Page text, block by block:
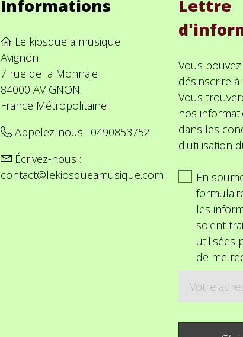
Informations
Le kiosque a musique
Avignon
7 rue de la Monnaie
84000 AVIGNON
France Métropolitaine
Appelez-nous : 0490853752
Écrivez-nous :
contact@lekiosqueamusique.com
Lettre
Vous
désinscrire
Vous
nos
dans les
d'utilisation
En
les
soient
utilisées
de me